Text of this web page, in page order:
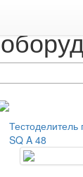
Тестоделитель
SQ A 48